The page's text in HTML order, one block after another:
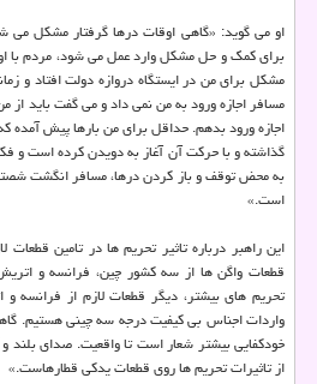
او می گوید: «گاهی اوقات درها گرفتار مشكل می
برای كمك و حل مشكل وارد عمل می شود، مردم با
مشكل برای من در ایستگاه دروازه دولت افتاد و
مسافر اجازه ورود به من نمی داد و می گفت باید
اجازه ورود بدهم. حداقل برای من بارها پیش
گذاشته و با حركت آن آغاز به دویدن كرده است و
به محض توقف و باز كردن درها، مسافر انگشت
است.»
این راهبر درباره تاثیر تحریم ها در تامین قطعات
قطعات واگن ها از سه كشور چین، فرانسه و
تحریم های بیشتر، دیگر قطعات لازم از فرانسه
واردات اجناس بی كیفیت درجه سه چینی هستیم.
خودكفایی بیشتر شعار است تا واقعیت. صدای بلند
از تاثیرات تحریم ها روی قطعات یدكی قطارهاست.»